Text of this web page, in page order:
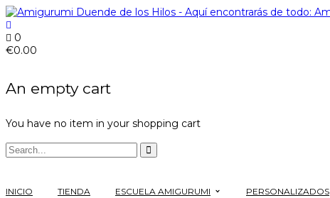
0
€0.00
An empty cart
You have no item in your shopping cart
INICIO TIENDA ESCUELA AMIGURUMI PERSONALIZADOS